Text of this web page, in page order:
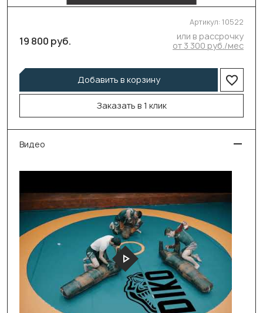
Артикул: 10522
19 800 руб.
или в рассрочку
от 3 300 руб./мес
Добавить в корзину
Заказать в 1 клик
Видео